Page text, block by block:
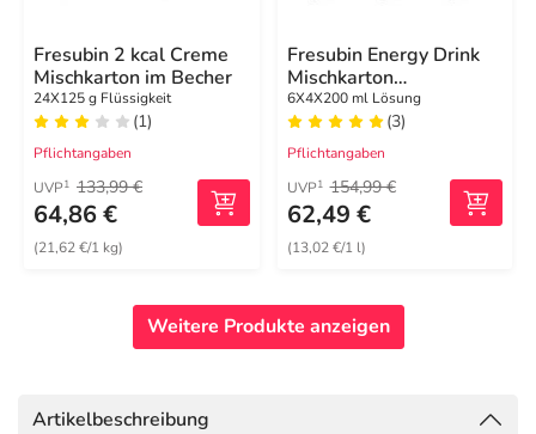
Fresubin 2 kcal Creme
Mischkarton im Becher
24X125 g Flüssigkeit
(1)
Pflichtangaben
UVP1 133,99 €
64,86 €
(21,62 €/1 kg)
Fresubin Energy Drink
Mischkarton
Trinkflasche
6X4X200 ml Lösung
(3)
Pflichtangaben
UVP1 154,99 €
62,49 €
(13,02 €/1 l)
Weitere Produkte anzeigen
Artikelbeschreibung